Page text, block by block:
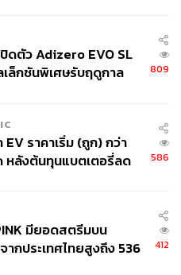
ดตัว Adizero EVO SL
เล็กชันพิเศษรับฤดูกาล
809
EV ราคาเริ่ม (ถูก) กว่า
หลังต้นทุนแบตเตอรี่ลด
586
มียอดสตรีมบน
กประเทศไทยสูงถึง 536
412